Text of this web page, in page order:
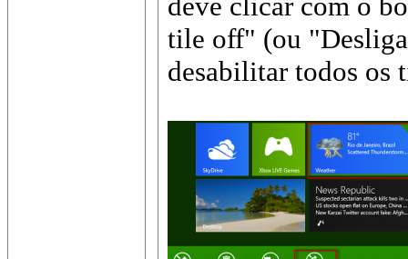
tile off" (ou
desabilitar todos os